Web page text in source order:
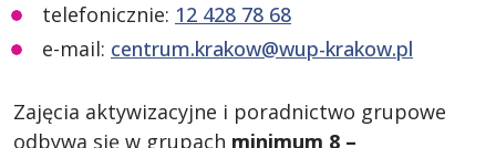
telefonicznie: 12 428 78 68
e-mail: centrum.krakow@wup-krakow.pl
Zajęcia aktywizacyjne i poradnictwo grupowe
odbywa się w grupach minimum 8 –